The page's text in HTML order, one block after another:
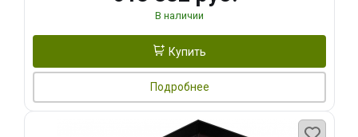
В наличии
Купить
Подробнее